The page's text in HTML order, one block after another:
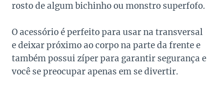
rosto de algum bichinho ou monstro superfofo.
O acessório é perfeito para usar na transversal
e deixar próximo ao corpo na parte da frente e
também possui zíper para garantir segurança e
você se preocupar apenas em se divertir.